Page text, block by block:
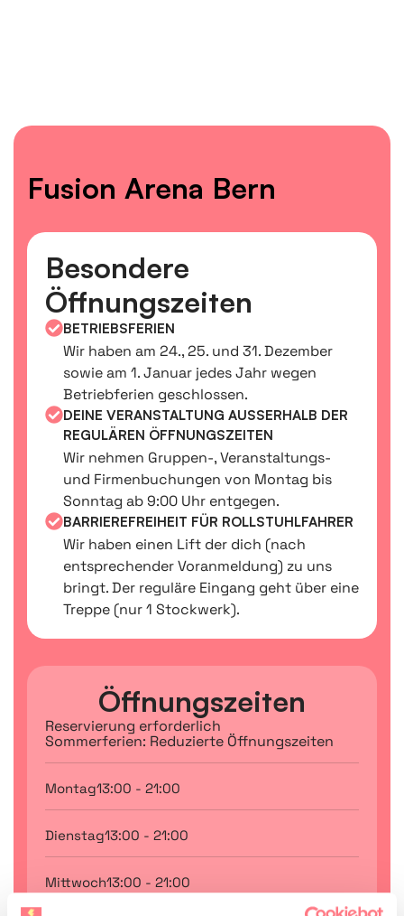
Fusion Arena Bern
Besondere
Öffnungszeiten
BETRIEBSFERIEN
Wir haben am 24., 25. und 31. Dezember
sowie am 1. Januar jedes Jahr wegen
Betriebferien geschlossen.
DEINE VERANSTALTUNG AUSSERHALB DER R
EGULÄREN ÖFFNUNGSZEITEN
Wir nehmen Gruppen-, Veranstaltungs-
und Firmenbuchungen von Montag bis
Sonntag ab 9:00 Uhr entgegen.
BARRIEREFREIHEIT FÜR ROLLSTUHLFAHRER
Wir haben einen Lift der dich (nach
entsprechender Voranmeldung) zu uns
bringt. Der reguläre Eingang geht über eine
Treppe (nur 1 Stockwerk).
Öffnungszeiten
Reservierung erforderlich
Sommerferien: Reduzierte Öffnungszeiten
Montag13:00 - 21:00
Dienstag13:00 - 21:00
Mittwoch13:00 - 21:00